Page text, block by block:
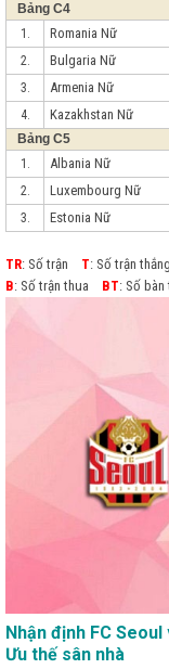
Bảng C4
1.
Romania Nữ
2.
Bulgaria Nữ
3.
Armenia Nữ
4.
Kazakhstan Nữ
Bảng C5
1.
Albania Nữ
2.
Luxembourg Nữ
3.
Estonia Nữ
TR: Số trận T: Số trận
B: Số trận thua BT: Số
Nhận định FC
Ưu thế sân nhà